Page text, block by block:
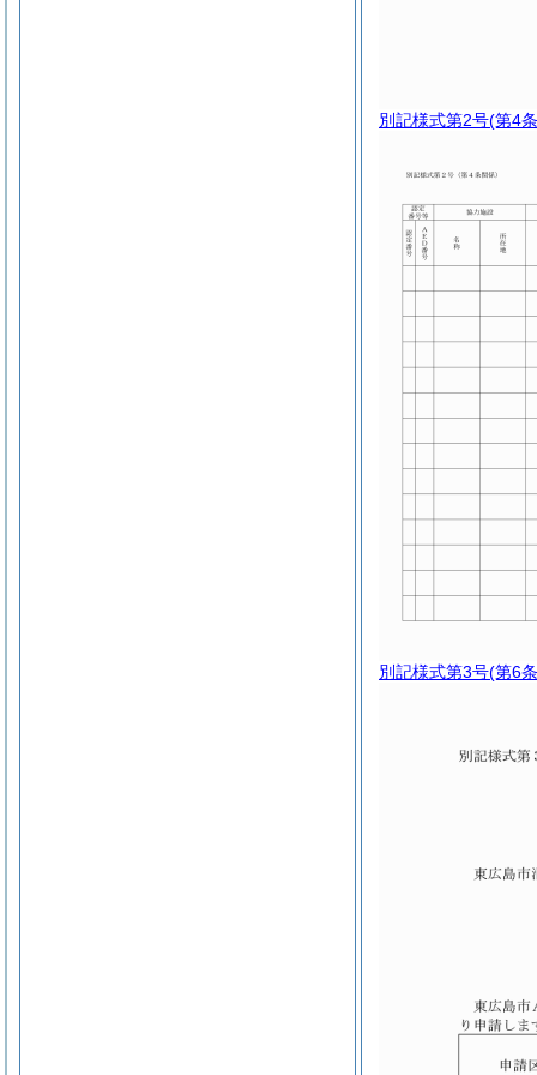
別記様式第2号(第4
別記様式第3号(第6